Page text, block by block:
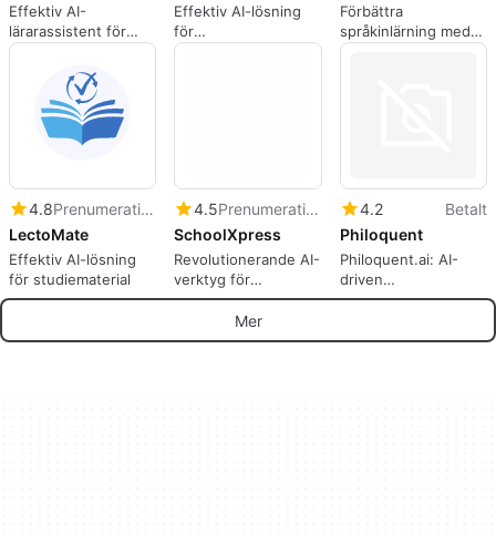
Effektiv AI-
lärarassistent för
studenter
Effektiv AI-lösning
för
föreläsningshantering
Förbättra
språkinlärning med
Tutur
4.8
Prenumeration
LectoMate
Effektiv AI-lösning
för studiematerial
4.5
Prenumeration
SchoolXpress
Revolutionerande AI-
verktyg för
utbildning
4.2
Betalt
Philoquent
Philoquent.ai: AI-
driven
Lärandeverktyg
Mer